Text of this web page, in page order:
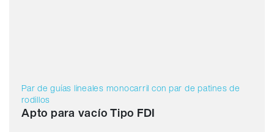
Par de guías lineales monocarril con par de patines de
rodillos
Apto para vacío Tipo FDI